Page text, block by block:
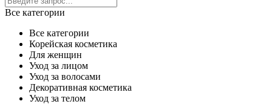
Все категории
Все категории
Корейская косметика
Для женщин
Уход за лицом
Уход за волосами
Декоративная косметика
Уход за телом